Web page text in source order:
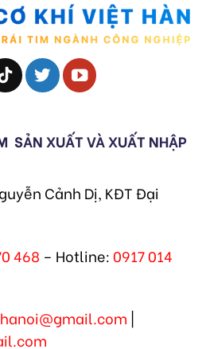
SẢN XUẤT VÀ XUẤT NHẬP
Cảnh Dị, KĐT Đại
468 – Hotline: 0917 014